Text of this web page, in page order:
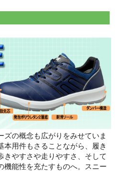
ズの概念も広がりをみせていま
用件もさることながら、履き
きやすさや走りやすさ、そして
機能性を充たすものへ。スニー